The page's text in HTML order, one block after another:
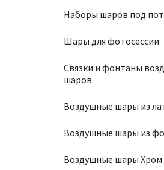
Наборы шаров под
Шары для фотосессии
Связки и фонтаны
шаров
Воздушные шары из
Воздушные шары из
Воздушные шары Хром